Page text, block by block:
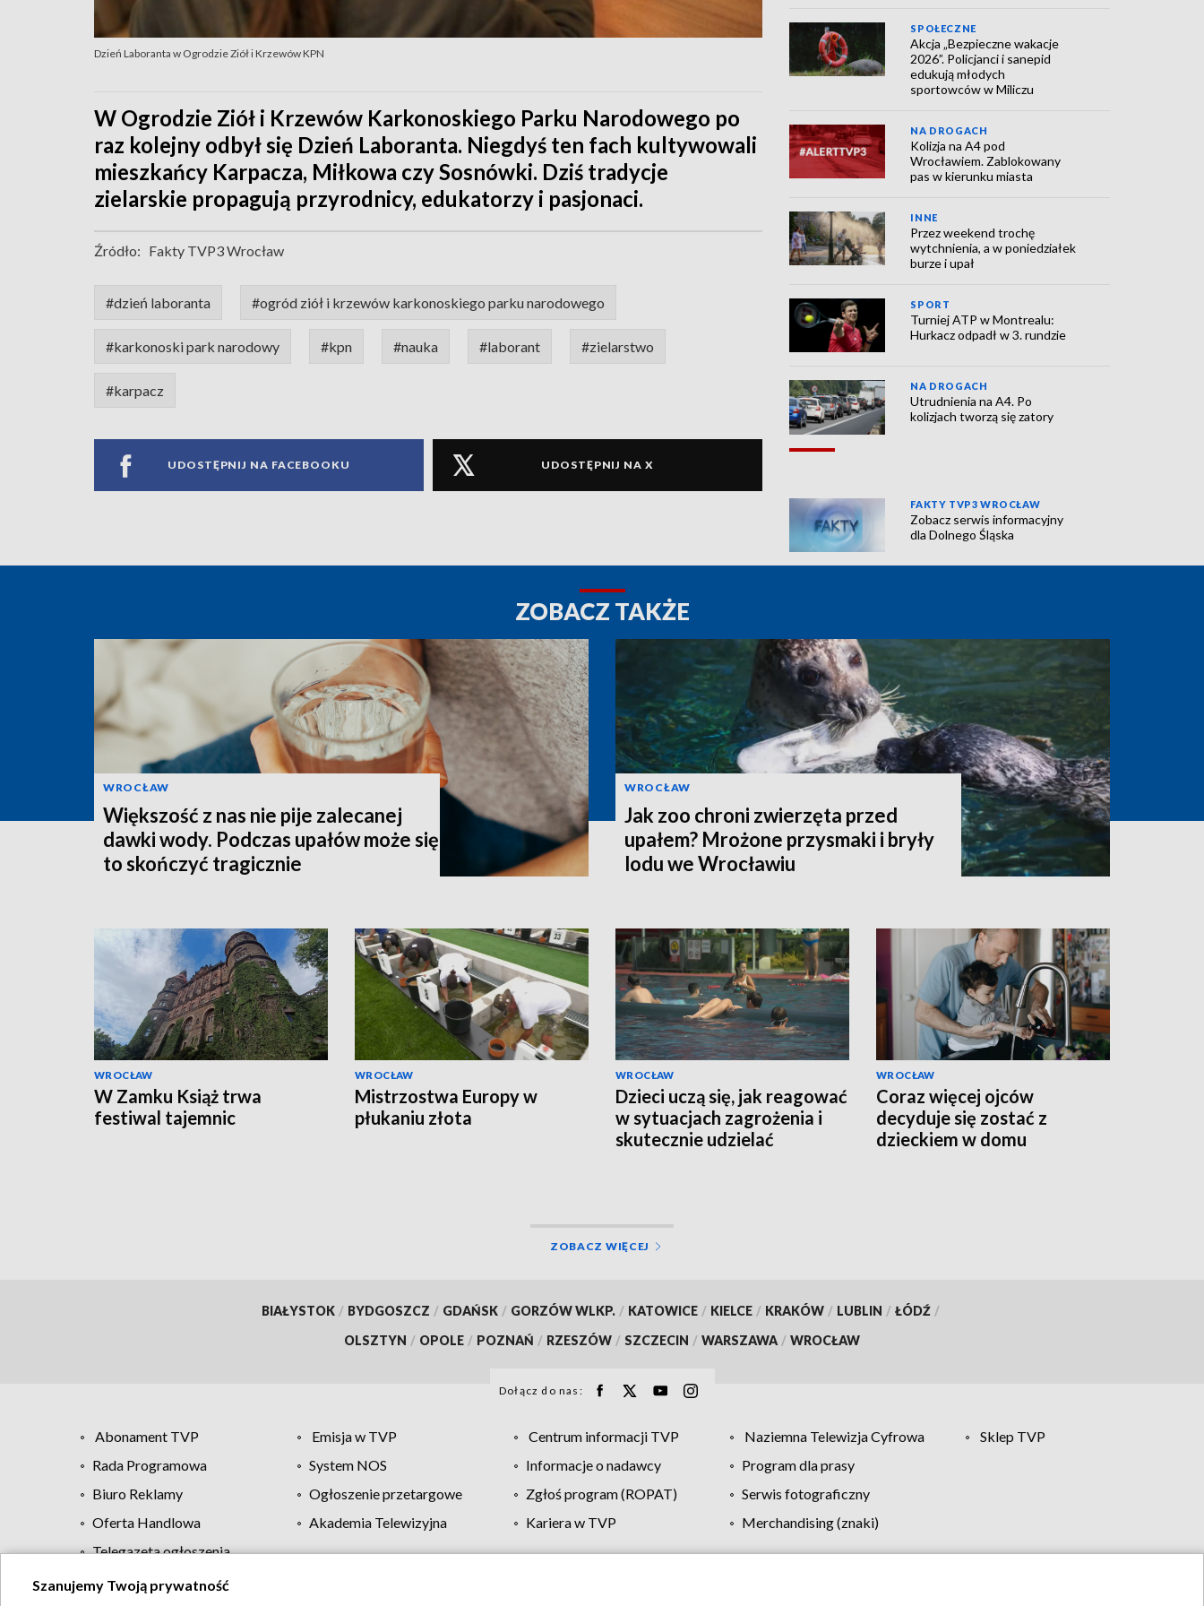
Dzień Laboranta w Ogrodzie Ziół i Krzewów KPN
W Ogrodzie Ziół i Krzewów Karkonoskiego Parku Narodowego po
raz kolejny odbył się Dzień Laboranta. Niegdyś ten fach kultywowali
mieszkańcy Karpacza, Miłkowa czy Sosnówki. Dziś tradycje
zielarskie propagują przyrodnicy, edukatorzy i pasjonaci.
Źródło: Fakty TVP3 Wrocław
#dzień laboranta #ogród ziół i krzewów karkonoskiego parku narodowego
#karkonoski park narodowy #kpn #nauka #laborant #zielarstwo
#karpacz
UDOSTĘPNIJ NA FACEBOOKU UDOSTĘPNIJ NA X
SPOŁECZNE
Akcja „Bezpieczne wakacje
2026”. Policjanci i sanepid
edukują młodych
sportowców w Miliczu
NA DROGACH
Kolizja na A4 pod
Wrocławiem. Zablokowany
pas w kierunku miasta
INNE
Przez weekend trochę
wytchnienia, a w poniedziałek
burze i upał
SPORT
Turniej ATP w Montrealu:
Hurkacz odpadł w 3. rundzie
NA DROGACH
Utrudnienia na A4. Po
kolizjach tworzą się zatory
FAKTY TVP3 WROCŁAW
Zobacz serwis informacyjny
dla Dolnego Śląska
ZOBACZ TAKŻE
WROCŁAW
Większość z nas nie pije zalecanej
dawki wody. Podczas upałów może się
to skończyć tragicznie
WROCŁAW
Jak zoo chroni zwierzęta przed
upałem? Mrożone przysmaki i bryły
lodu we Wrocławiu
WROCŁAW
W Zamku Książ trwa
festiwal tajemnic
WROCŁAW
Mistrzostwa Europy w
płukaniu złota
WROCŁAW
Dzieci uczą się, jak reagować
w sytuacjach zagrożenia i
skutecznie udzielać
WROCŁAW
Coraz więcej ojców
decyduje się zostać z
dzieckiem w domu
ZOBACZ WIĘCEJ
BIAŁYSTOK / BYDGOSZCZ / GDAŃSK / GORZÓW WLKP. / KATOWICE / KIELCE / KRAKÓW / LUBLIN / ŁÓDŹ /
OLSZTYN / OPOLE / POZNAŃ / RZESZÓW / SZCZECIN / WARSZAWA / WROCŁAW
Dołącz do nas:
Abonament TVP Emisja w TVP Centrum informacji TVP Naziemna Telewizja Cyfrowa
Sklep TVP
Rada Programowa
System NOS Informacje o nadawcy
Program dla prasy
Biuro Reklamy
Ogłoszenie przetargowe Zgłoś program (ROPAT)
Serwis fotograficzny
Oferta Handlowa
Akademia Telewizyjna Kariera w TVP
Merchandising (znaki)
Telegazeta ogłoszenia
Szanujemy Twoją prywatność